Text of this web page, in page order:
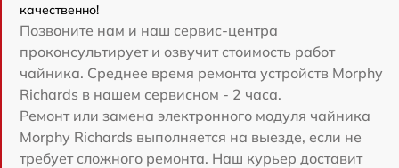
качественно!
Позвоните нам и наш сервис-центра
проконсультирует и озвучит стоимость работ
чайника. Среднее время ремонта устройств Morphy
Richards в нашем сервисном - 2 часа.
Ремонт или замена электронного модуля чайника
Morphy Richards выполняется на выезде, если не
требует сложного ремонта. Наш курьер доставит